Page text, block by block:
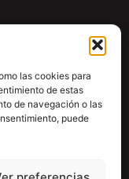
las cookies para
de estas
de navegación o las
puede